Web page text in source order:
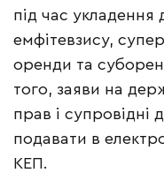
під час укладення
емфітевзису,
оренди та
того, заяви на
прав і
подавати в
КЕП.